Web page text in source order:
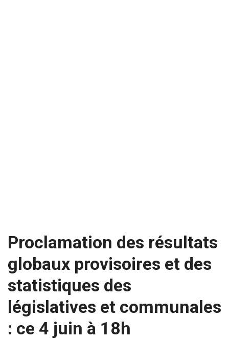
Proclamation des résultats
globaux provisoires et des
statistiques des
législatives et communales
: ce 4 juin à 18h